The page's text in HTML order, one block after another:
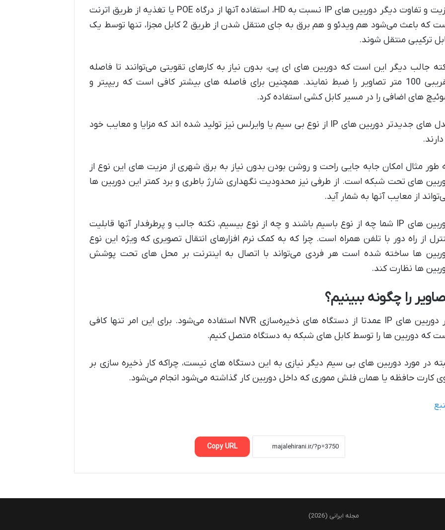
مزیت و تفاوت دیگر دوربین های IP نسبت به HD، استفاده آنها از درگاه POE یا تغذیه از طریق اترنت
است که باعث می‌شود هم ویدئو و هم برق به جای منتقل شدن از طریق 2 کابل مجزا، تنها توسط یک
ترکیبی منتقل شوند.
جالب دیگر این است که دوربین های ای پی، بدون نیاز به کارهای تقویتی می‌توانند تا فاصله
تقریبی 100 متر تصاویر را ضبط نمایند. همچنین برای فاصله های بیشتر کافی است که ریپیتر و
های اضافی را در مسیر کابل کشی استفاده کرد.
مدل های جدیدتر دوربین های IP از نوع بی سیم یا وایرلس نیز تولید شده اند که مزایا و معایب خود
دارند.
طور مثال امکان جابه جایی راحت و روشن بودن بدون نیاز به برق شهری از مزیت های این نوع از
های تحت شبکه است. از طرفی نیز محدودیت نگهداری شارژ باطری و برد کمتر این دوربین ها
از معایب آنها به شمار آید.
دوربین های IP شما چه از نوع باسیم باشند و چه از نوع بیسیم، نکته جالب و پرطرفدار آنها قابلیت
از راه دور با تلفن همراه است. چرا که به کمک نرم افزارهای انتقال تصویری که ویژه این نوع
ها ساخته شده است هر فردی می‌تواند با اتصال به اینترنت بر محل های تحت پوشش
ها نظارت کند.
را چگونه ببینیم؟
در دوربین های IP عمدتا از دستگاه های ذخیره‌سازی NVR استفاده می‌شود. برای این امر تنها کافی
که دوربین ها را توسط کابل های شبکه به دستگاه متصل کنیم.
در مورد دوربین های بی سیم دیگر نیازی به این دستگاه های نیست، چراکه کار ذخیره سازی بر
کارت حافظه یا همان فلش مموری که داخل دوربین کار گذاشته می‌شود انجام می‌شود.
Copy URL
مجله ایرانی (2026)